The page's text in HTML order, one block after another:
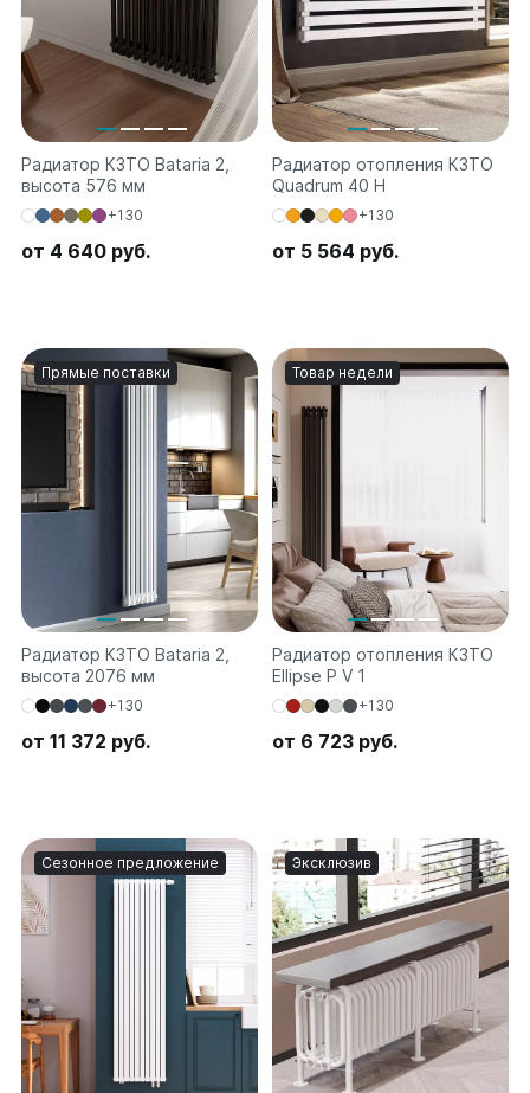
Радиатор КЗТО Bataria 2,
высота 576 мм
+130
от 4 640 руб.
Радиатор отопления КЗТО
Quadrum 40 H
+130
от 5 564 руб.
Прямые поставки
Радиатор КЗТО Bataria 2,
высота 2076 мм
+130
от 11 372 руб.
Товар недели
Радиатор отопления КЗТО
Ellipse P V 1
+130
от 6 723 руб.
Сезонное предложение Эксклюзив